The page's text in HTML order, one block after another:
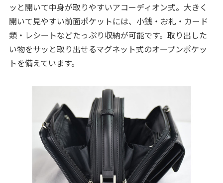
ッと開いて中身が取りやすいアコーディオン式。大きく
開いて見やすい前面ポケットには、小銭・お札・カード
類・レシートなどたっぷり収納が可能です。取り出した
い物をサッと取り出せるマグネット式のオープンポケッ
トを備えています。